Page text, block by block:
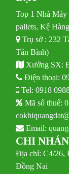
Top 1 Nhà Máy
pallets, Kệ
Trụ sở : 232
Tân Bình)
Xưởng SX:
Điện thoại:
Tel:0918
Mã số thuế:
Email:
CHI
Địa chỉ: C4/26,
Đồng Nai